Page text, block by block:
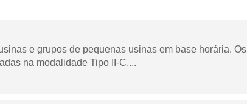
e grupos de pequenas usinas em base horária. Os
na modalidade Tipo II-C,...